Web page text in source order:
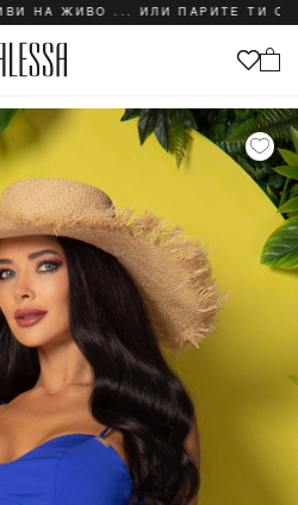
ЖИВО ... ИЛИ ПАРИТЕ ТИ ОБРАТНО